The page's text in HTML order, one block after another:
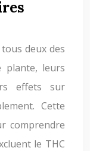
deux des
plante, leurs
effets sur
Cette
comprendre
le THC